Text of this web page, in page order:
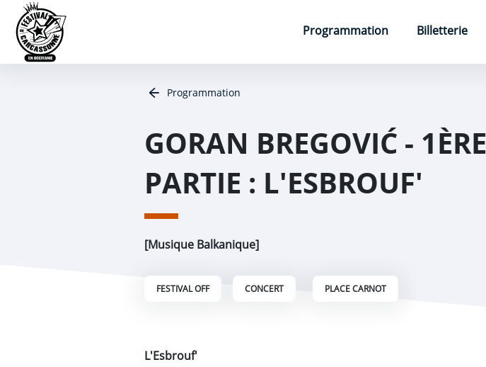
Aller au contenu
Aller au menu
Programmation Billetterie
Programmation
GORAN BREGOVIĆ - 1ÈRE
PARTIE : L'ESBROUF'
[Musique Balkanique]
FESTIVAL OFF CONCERT PLACE CARNOT
L'Esbrouf'
Panneau de gestion des cookies